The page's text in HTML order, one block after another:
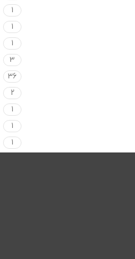
1
1
1
3
36
2
1
1
1